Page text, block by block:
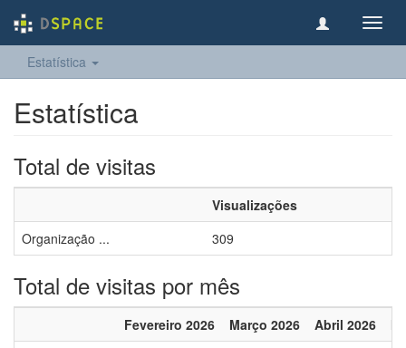
Estatística
Estatística
Total de visitas
Visualizações
Organização ...
309
Total de visitas por mês
Fevereiro 2026 Março 2026 Abril 2026